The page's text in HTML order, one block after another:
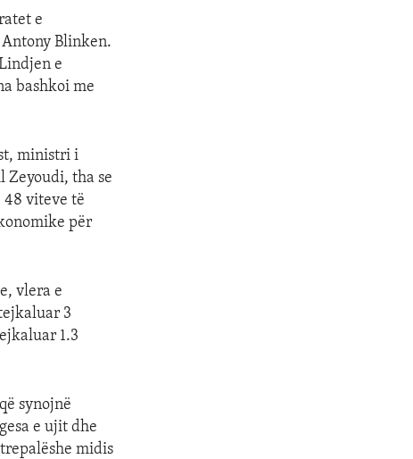
e
Blinken.
e
bashkoi me
ministri i
Zeyoudi, tha se
viteve të
për
vlera e
3
1.3
synojnë
e ujit dhe
midis